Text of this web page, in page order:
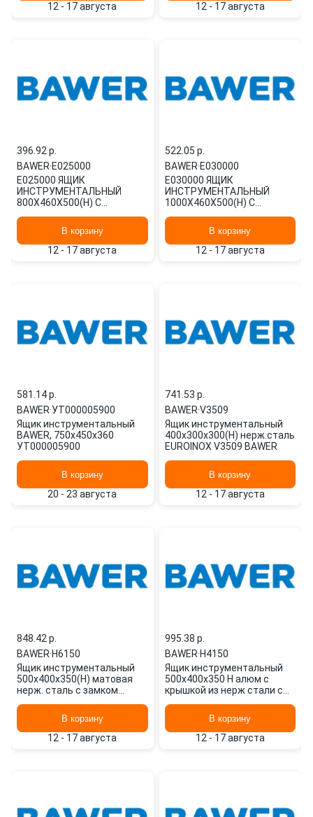
12 - 17 августа 12 - 17 августа
396.92 p.
BAWER·E025000
E025000 ЯЩИК
ИНСТРУМЕНТАЛЬНЫЙ
800Х460Х500(H) С
В корзину
12 - 17 августа
522.05 p.
BAWER·E030000
E030000 ЯЩИК
ИНСТРУМЕНТАЛЬНЫЙ
1000Х460Х500(H) С
В корзину
12 - 17 августа
581.14 p.
BAWER·УТ000005900
Ящик инструментальный
BAWER, 750x450x360
УТ000005900
В корзину
20 - 23 августа
741.53 p.
BAWER·V3509
Ящик инструментальный
400х300х300(H) нерж.сталь
EUROINOX V3509 BAWER
В корзину
12 - 17 августа
848.42 p.
BAWER·H6150
Ящик инструментальный
500х400х350(H) матовая
нерж. сталь с замком
В корзину
12 - 17 августа
995.38 p.
BAWER·H4150
Ящик инструментальный
500х400х350 H алюм с
крышкой из нерж стали с
В корзину
12 - 17 августа